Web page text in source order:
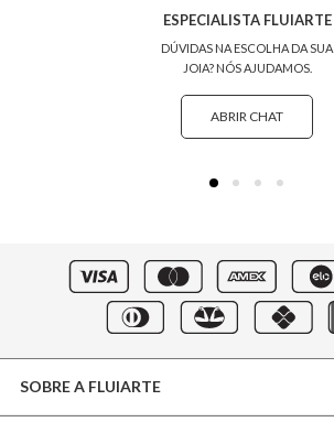
ESPECIALISTA FLUIARTE
DÚVIDAS NA ESCOLHA DA SUA
JOIA? NÓS AJUDAMOS.
ABRIR CHAT
SOBRE A FLUIARTE